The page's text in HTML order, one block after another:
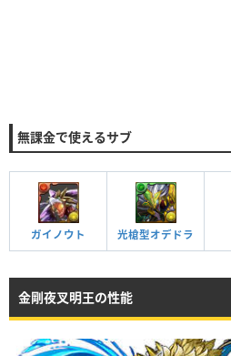
無課金で使えるサブ
ガイノウト 光槍型オデドラ
金剛夜叉明王の性能